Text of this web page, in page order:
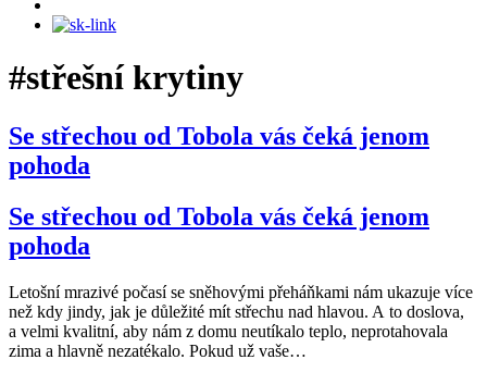
#střešní krytiny
Se střechou od Tobola vás čeká jenom
pohoda
Se střechou od Tobola vás čeká jenom
pohoda
Letošní mrazivé počasí se sněhovými přeháňkami nám ukazuje více
než kdy jindy, jak je důležité mít střechu nad hlavou. A to doslova,
a velmi kvalitní, aby nám z domu neutíkalo teplo, neprotahovala
zima a hlavně nezatékalo. Pokud už vaše…